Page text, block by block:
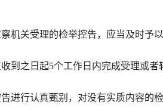
关受理的检举控告，应当及时予以
之日起5个工作日内完成受理或者
行认真甄别，对没有实质内容的